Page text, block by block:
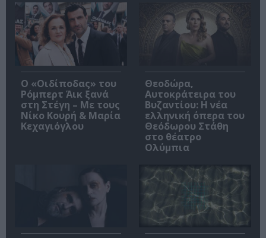
O «Οιδίποδας» του
Ρόμπερτ Άικ ξανά
στη Στέγη – Με τους
Νίκο Κουρή & Μαρία
Κεχαγιόγλου
Θεοδώρα,
Αυτοκράτειρα του
Βυζαντίου: Η νέα
ελληνική όπερα του
Θεόδωρου Στάθη
στο θέατρο
Ολύμπια